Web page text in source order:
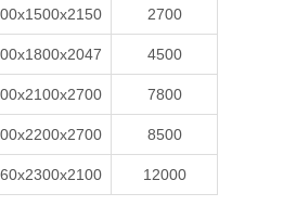
2700
4500
7800
8500
12000